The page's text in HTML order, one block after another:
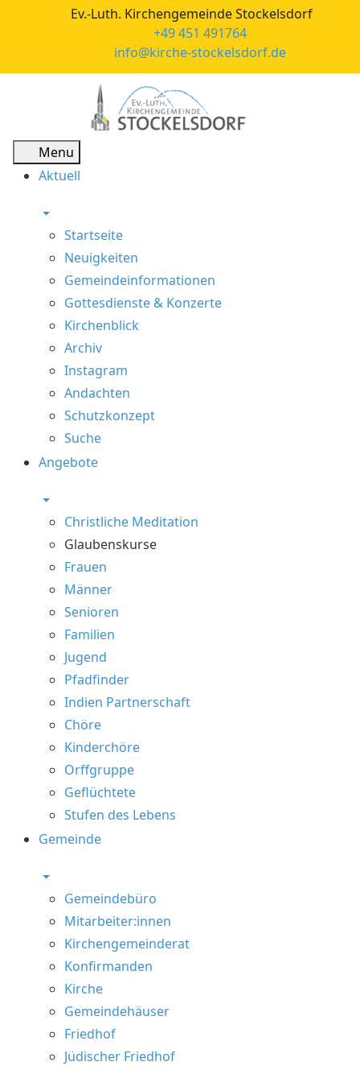
Ev.-Luth. Kirchengemeinde Stockelsdorf
+49 451 491764
info@kirche-stockelsdorf.de
Menu
Aktuell
Startseite
Neuigkeiten
Gemeindeinformationen
Gottesdienste & Konzerte
Kirchenblick
Archiv
Instagram
Andachten
Schutzkonzept
Suche
Angebote
Christliche Meditation
Glaubenskurse
Frauen
Männer
Senioren
Familien
Jugend
Pfadfinder
Indien Partnerschaft
Chöre
Kinderchöre
Orffgruppe
Geflüchtete
Stufen des Lebens
Gemeinde
Gemeindebüro
Mitarbeiter:innen
Kirchengemeinderat
Konfirmanden
Kirche
Gemeindehäuser
Friedhof
Jüdischer Friedhof